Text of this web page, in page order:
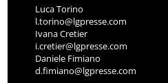
Luca Torino
l.torino@lgpresse.com
Ivana Cretier
i.cretier@lgpresse.com
Daniele Fimiano
d.fimiano@lgpresse.com